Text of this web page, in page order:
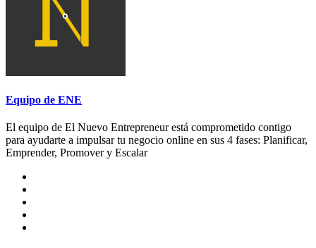
Equipo de ENE
El equipo de El Nuevo Entrepreneur está comprometido contigo
para ayudarte a impulsar tu negocio online en sus 4 fases: Planificar,
Emprender, Promover y Escalar